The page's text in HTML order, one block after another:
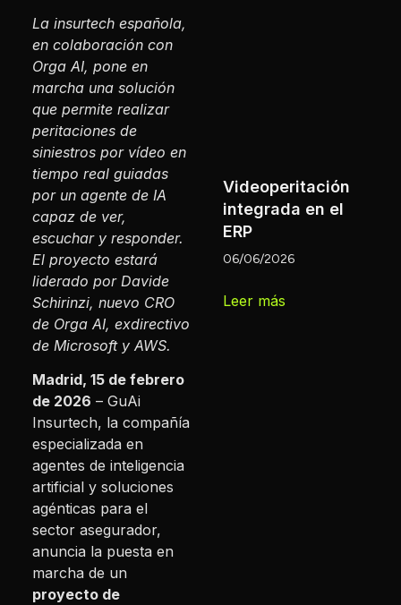
La insurtech española,
en colaboración con
Orga AI, pone en
marcha una solución
que permite realizar
peritaciones de
siniestros por vídeo en
tiempo real guiadas
por un agente de IA
capaz de ver,
escuchar y responder.
El proyecto estará
liderado por Davide
Schirinzi, nuevo CRO
de Orga AI, exdirectivo
de Microsoft y AWS.
Madrid, 15 de febrero
de 2026 – GuAi
Insurtech, la compañía
especializada en
agentes de inteligencia
artificial y soluciones
agénticas para el
sector asegurador,
anuncia la puesta en
marcha de un
proyecto de
Videoperitación
integrada en el
ERP
06/06/2026
Leer más